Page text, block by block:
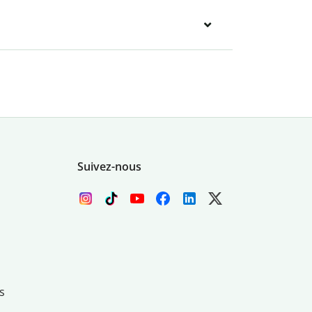
Suivez-nous